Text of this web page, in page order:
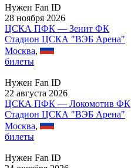
Нужен Fan ID
28 ноября 2026
ЦСКА ПФК — Зенит ФК
Стадион ЦСКА "ВЭБ Арена"
Москва,
билеты
Нужен Fan ID
22 августа 2026
ЦСКА ПФК — Локомотив ФК
Стадион ЦСКА "ВЭБ Арена"
Москва,
билеты
Нужен Fan ID